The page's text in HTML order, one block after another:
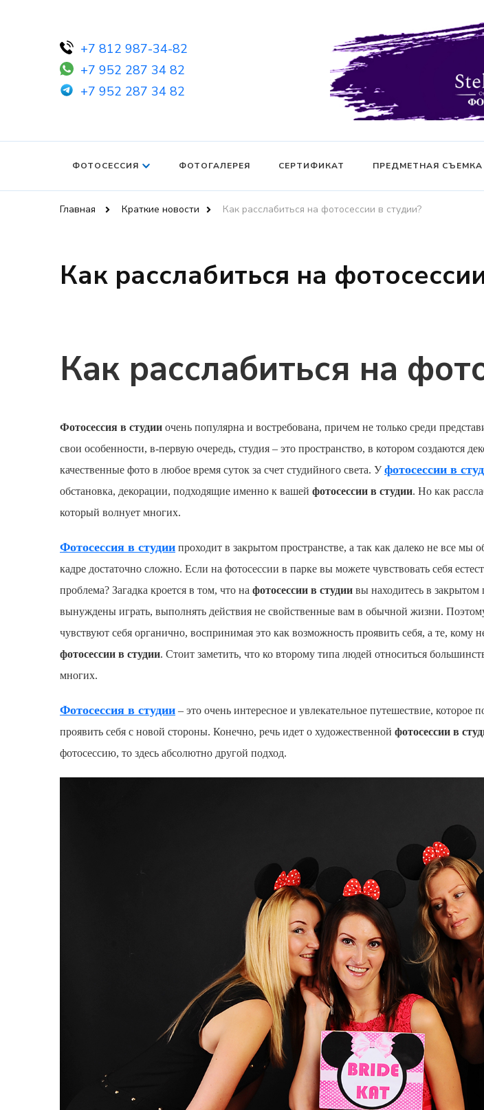
+7 812 987-34-82
+7 952 287 34 82
+7 952 287 34 82
ФОТОСЕССИЯ ФОТОГАЛЕРЕЯ СЕРТИФИКАТ ПРЕДМЕТНАЯ СЪЕМКА
Главная Краткие новости Как расслабиться на фотосессии в студии?
Как расслабиться на
Как расслабиться на
Фотосессия в студии очень популярна и востребована, причем не только среди
свои особенности, в-первую очередь, студия – это пространство, в котором создаются
качественные фото в любое время суток за счет студийного света. Уфотосессии в
обстановка, декорации, подходящие именно к вашей фотосессии в студии. Но как
который волнует многих.
Фотосессия в студии проходит в закрытом пространстве, а так как далеко не все мы
кадре достаточно сложно. Если на фотосессии в парке вы можете чувствовать себя
проблема? Загадка кроется в том, что на фотосессии в студии вы находитесь в закрытом
вынуждены играть, выполнять действия не свойственные вам в обычной жизни.
чувствуют себя органично, воспринимая это как возможность проявить себя, а те, кому
фотосессии в студии. Стоит заметить, что ко второму типа людей относиться
многих.
Фотосессия в студии – это очень интересное и увлекательное путешествие, которое
проявить себя с новой стороны. Конечно, речь идет о художественной фотосессии в
фотосессию, то здесь абсолютно другой подход.